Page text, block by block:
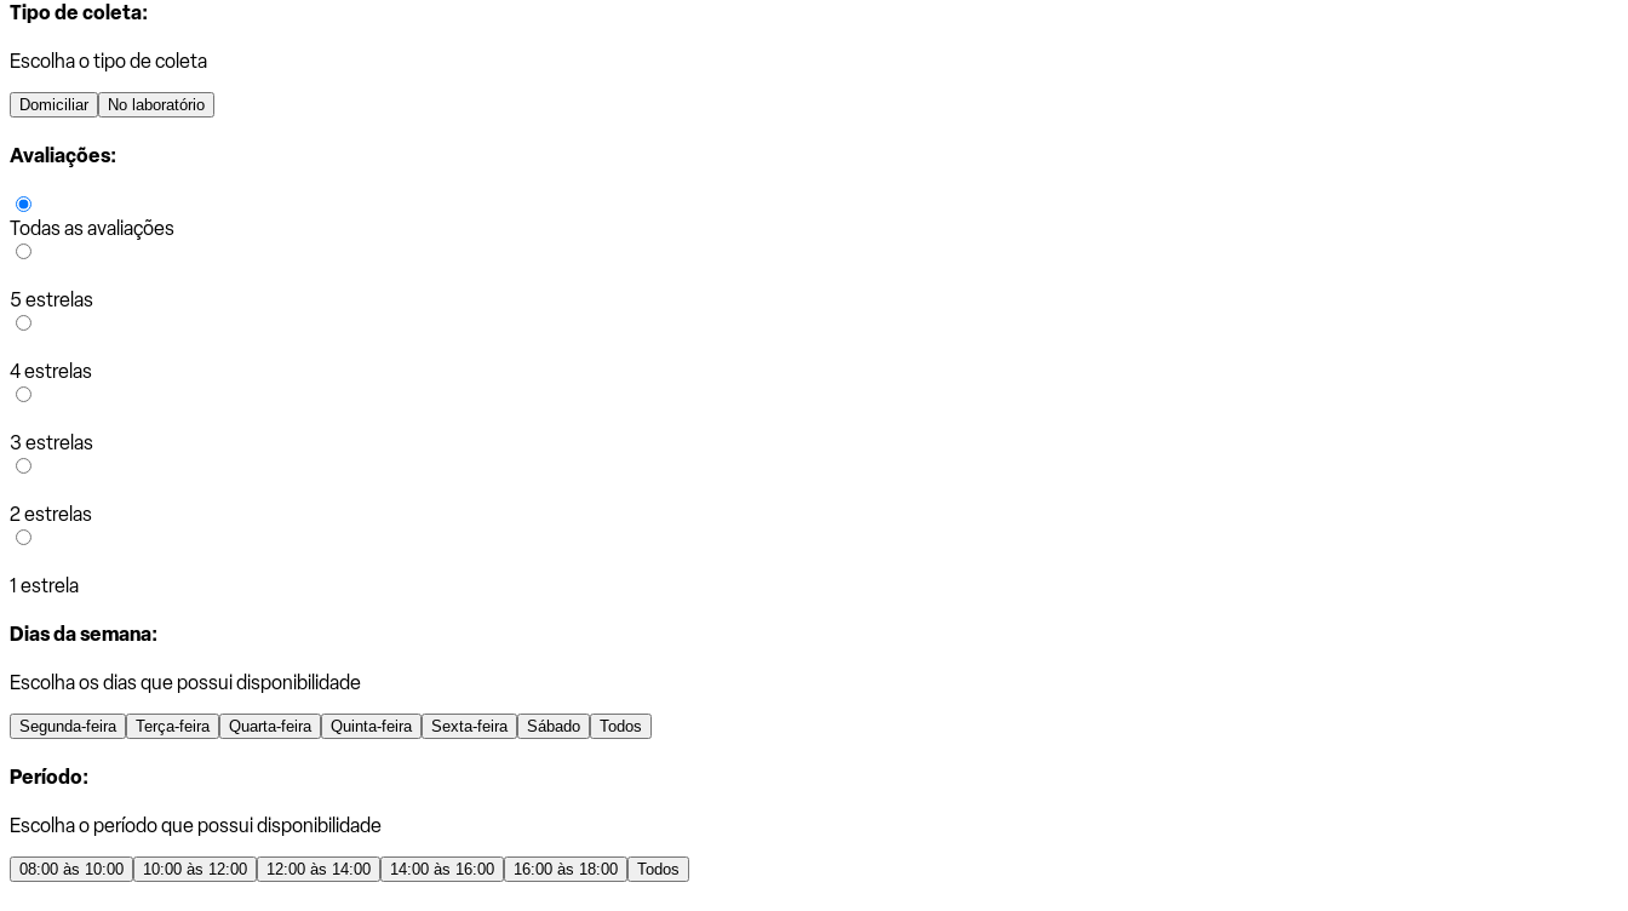
Tipo de coleta:
Escolha o tipo de coleta
Domiciliar No laboratório
Avaliações:
Todas as avaliações
5 estrelas
4 estrelas
3 estrelas
2 estrelas
1 estrela
Dias da semana:
Escolha os dias que possui disponibilidade
Segunda-feira Terça-feira Quarta-feira Quinta-feira Sexta-feira Sábado Todos
Período:
Escolha o período que possui disponibilidade
08:00 às 10:00 10:00 às 12:00 12:00 às 14:00 14:00 às 16:00 16:00 às 18:00 Todos